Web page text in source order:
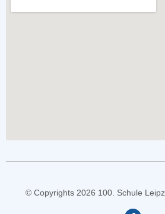
© Copyrights 2026 100. Schule
F